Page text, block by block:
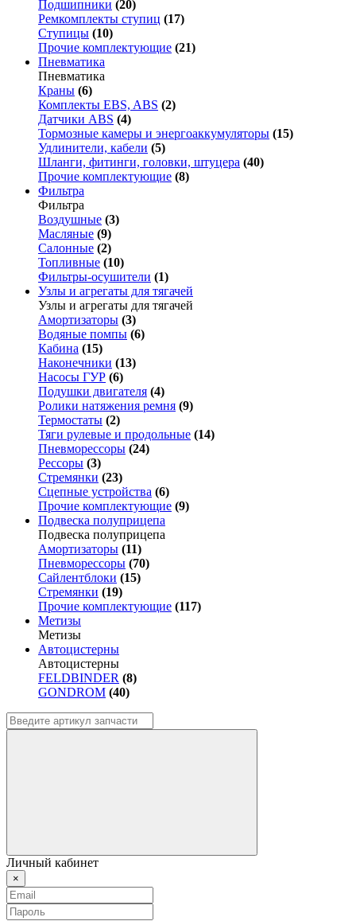
Подшипники (20)
Ремкомплекты ступиц (17)
Ступицы (10)
Прочие комплектующие (21)
Пневматика
Пневматика
Краны (6)
Комплекты EBS, ABS (2)
Датчики ABS (4)
Тормозные камеры и энергоаккумуляторы (15)
Удлинители, кабели (5)
Шланги, фитинги, головки, штуцера (40)
Прочие комплектующие (8)
Фильтра
Фильтра
Воздушные (3)
Масляные (9)
Салонные (2)
Топливные (10)
Фильтры-осушители (1)
Узлы и агрегаты для тягачей
Узлы и агрегаты для тягачей
Амортизаторы (3)
Водяные помпы (6)
Кабина (15)
Наконечники (13)
Насосы ГУР (6)
Подушки двигателя (4)
Ролики натяжения ремня (9)
Термостаты (2)
Тяги рулевые и продольные (14)
Пневморессоры (24)
Рессоры (3)
Стремянки (23)
Сцепные устройства (6)
Прочие комплектующие (9)
Подвеска полуприцепа
Подвеска полуприцепа
Амортизаторы (11)
Пневморессоры (70)
Сайлентблоки (15)
Стремянки (19)
Прочие комплектующие (117)
Метизы
Метизы
Автоцистерны
Автоцистерны
FELDBINDER (8)
GONDROM (40)
Личный кабинет
×